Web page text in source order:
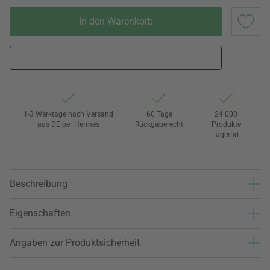
In den Warenkorb
1-3 Werktage nach Versand
aus DE per Hermes
60 Tage
Rückgaberecht
24.000
Produkte
lagernd
Beschreibung
Eigenschaften
Angaben zur Produktsicherheit